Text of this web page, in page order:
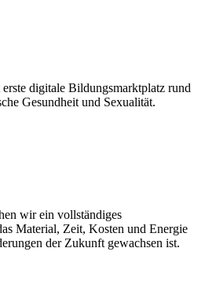
digitale Bildungsmarktplatz rund
Gesundheit und Sexualität.
wir ein vollständiges
Material, Zeit, Kosten und Energie
der Zukunft gewachsen ist.